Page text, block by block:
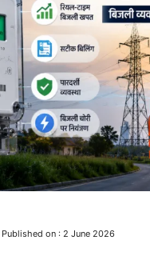
on : 2 June 2026